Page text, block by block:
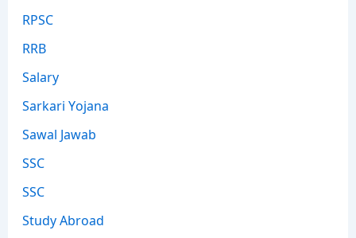
RPSC
RRB
Salary
Sarkari Yojana
Sawal Jawab
SSC
SSC
Study Abroad